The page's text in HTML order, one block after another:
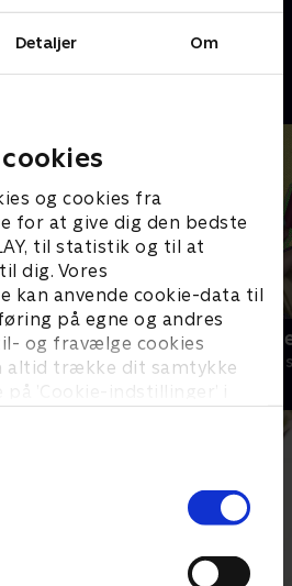
Detaljer Om
og cookies fra
for at give dig den bedste
til statistik og til at
dig. Vores
kan anvende cookie-data til
på egne og andres
og fravælge cookies
altid trække dit samtykke
’Cookie-indstillinger’ i
overraskelse venter, efter Emils
Gennem
Børneserier • 1